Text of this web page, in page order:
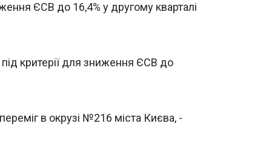
ЄСВ до 16,4% у другому кварталі
критерії для зниження ЄСВ до
в окрузі №216 міста Києва, -